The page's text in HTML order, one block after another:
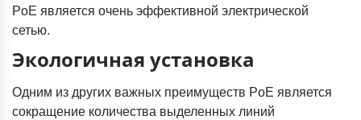
PoE является очень эффективной электрической
сетью.
Экологичная установка
Одним из других важных преимуществ PoE является
сокращение количества выделенных линий